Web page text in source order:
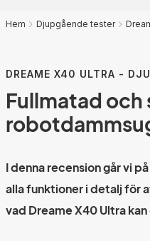
Hem Djupgående tester
DREAME X40 ULTRA -
Fullmatad och
I denna recension går vi
alla funktioner i detalj för
vad Dreame X40 Ultra